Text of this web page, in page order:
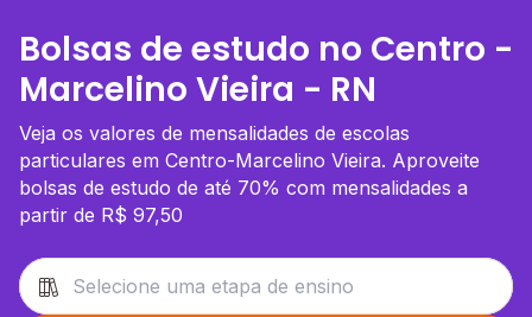
Bolsas de estudo no Centro -
Marcelino Vieira - RN
Veja os valores de mensalidades de escolas
particulares em Centro-Marcelino Vieira. Aproveite
bolsas de estudo de até 70% com mensalidades a
partir de R$ 97,50